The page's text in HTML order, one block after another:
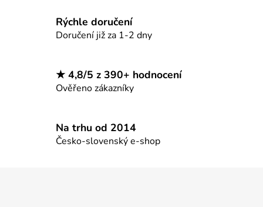
v
k
y
p
i
Rýchle doručení
Doručení již za 1-2 dny
★ 4,8/5 z 390+ hodnocení
Ověřeno zákazníky
Na trhu od 2014
Česko-slovenský e-shop